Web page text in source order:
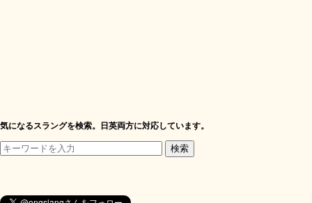
気になるスラングを検索。日英両方に対応しています。